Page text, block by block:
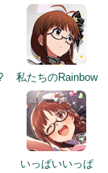
私たちのRainbow
いっぱいいっぱ